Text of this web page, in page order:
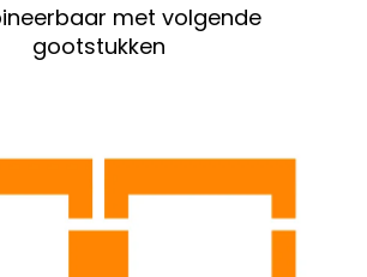
met volgende
gootstukken